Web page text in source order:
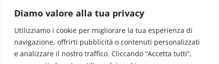
Diamo valore alla tua privacy
Utilizziamo i cookie per migliorare la tua esperienza di
navigazione, offrirti pubblicità o contenuti personalizzati
e analizzare il nostro traffico. Cliccando “Accetta tutti”,
Redazione: redazione@www.martinasera.it
Direttore:direttore@www.martinasera.it